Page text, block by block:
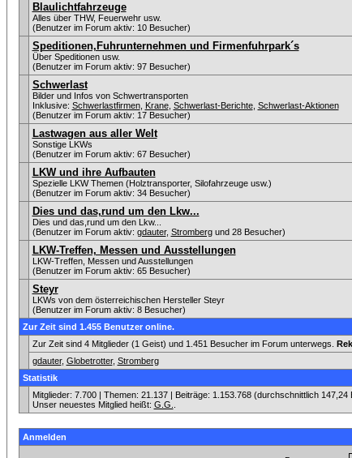
Blaulichtfahrzeuge
Alles über THW, Feuerwehr usw.
(Benutzer im Forum aktiv: 10 Besucher)
Speditionen,Fuhrunternehmen und Firmenfuhrpark´s
Über Speditionen usw.
(Benutzer im Forum aktiv: 97 Besucher)
Schwerlast
Bilder und Infos von Schwertransporten
Inklusive: Schwerlastfirmen, Krane, Schwerlast-Berichte, Schwerlast-Aktionen
(Benutzer im Forum aktiv: 17 Besucher)
Lastwagen aus aller Welt
Sonstige LKWs
(Benutzer im Forum aktiv: 67 Besucher)
LKW und ihre Aufbauten
Spezielle LKW Themen (Holztransporter, Silofahrzeuge usw.)
(Benutzer im Forum aktiv: 34 Besucher)
Dies und das,rund um den Lkw...
Dies und das,rund um den Lkw...
(Benutzer im Forum aktiv: gdauter, Strombergund 28 Besucher)
LKW-Treffen, Messen und Ausstellungen
LKW-Treffen, Messen und Ausstellungen
(Benutzer im Forum aktiv: 65 Besucher)
Steyr
LKWs von dem österreichischen Hersteller Steyr
(Benutzer im Forum aktiv: 8 Besucher)
Zur Zeit sind 1.455 Benutzer online.
Zur Zeit sind 4 Mitglieder (1 Geist) und 1.451 Besucher im Forum unterwegs.
gdauter, Globetrotter, Stromberg
Statistik
Mitglieder: 7.700 | Themen: 21.137 | Beiträge: 1.153.768 (durchschnittlich 147,24
Unser neuestes Mitglied heißt: G.G.
Anmelden